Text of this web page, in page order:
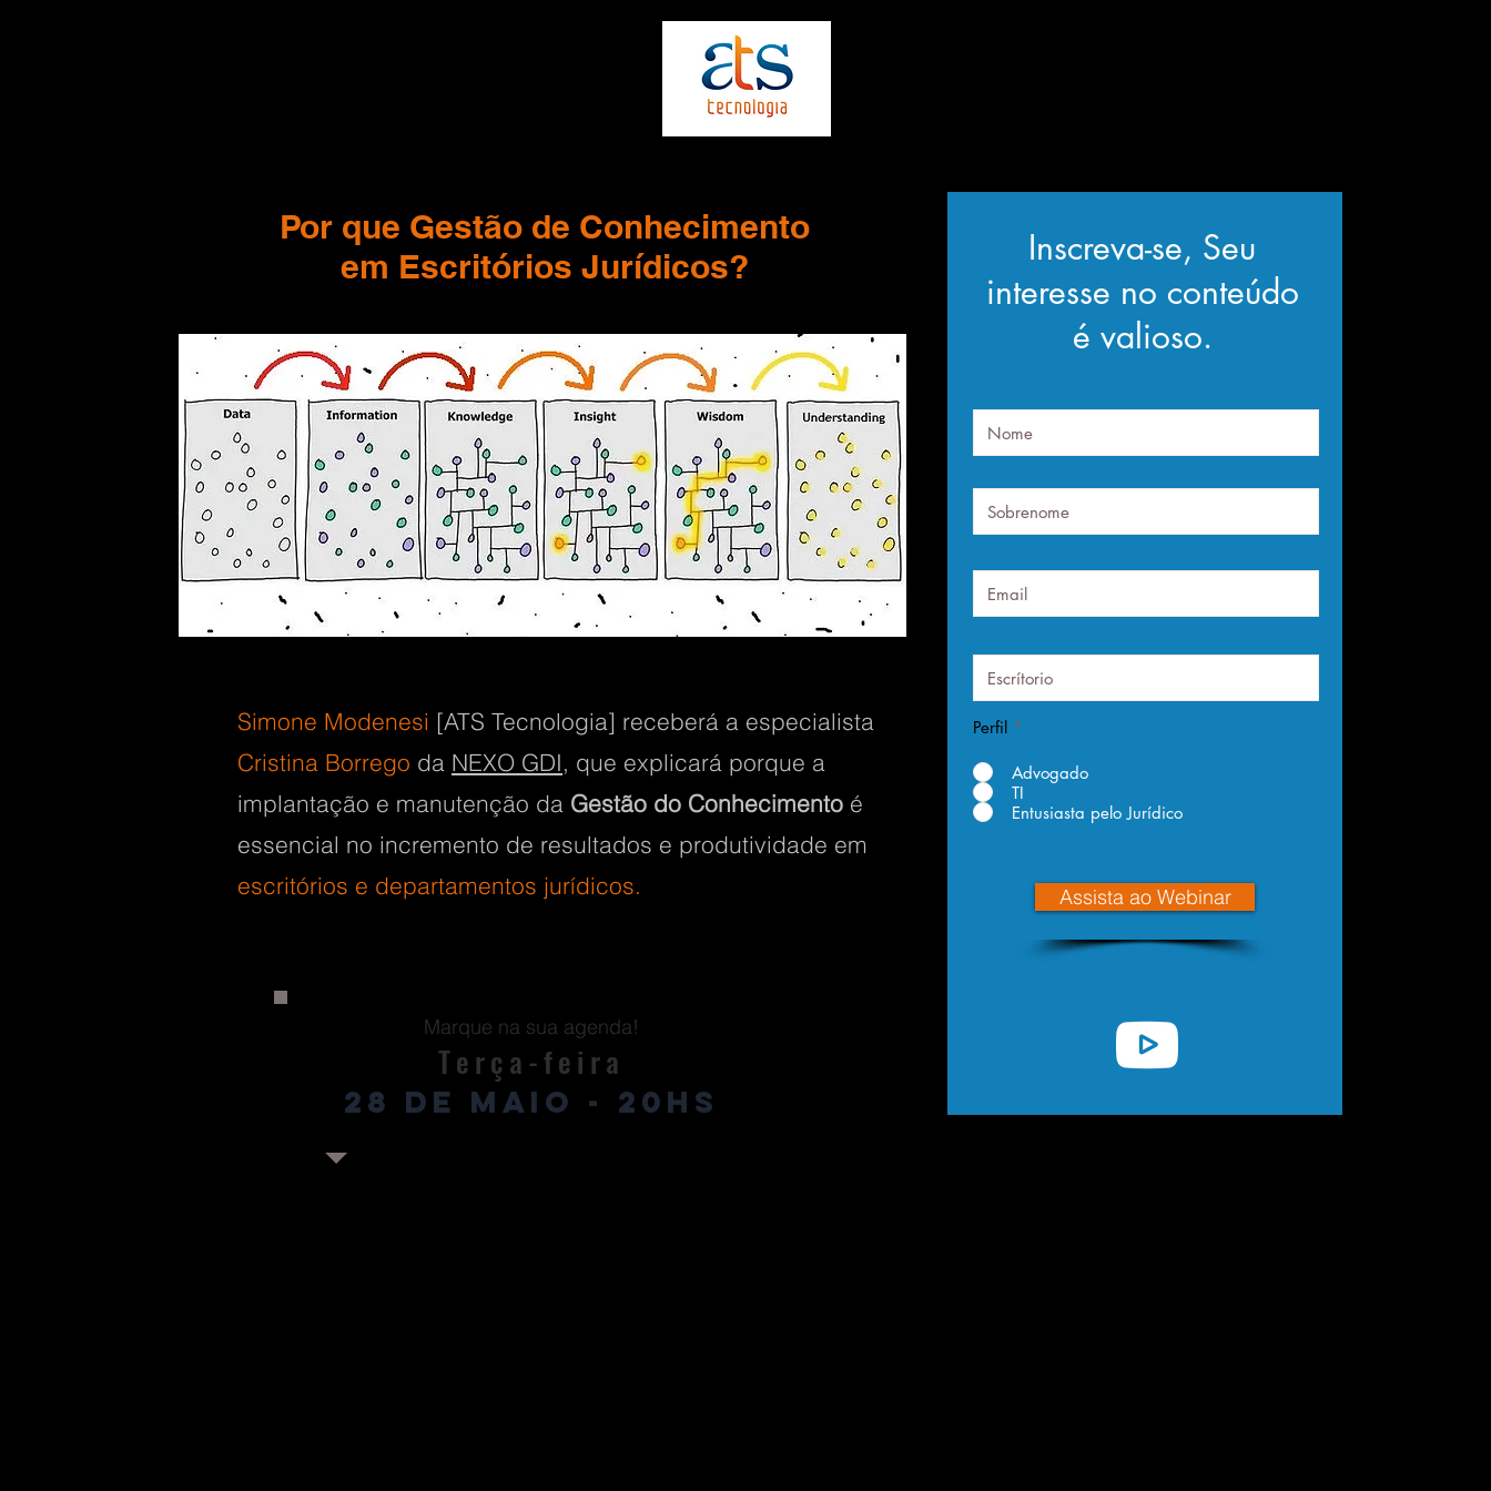
Por que Gestão de Conhecimento
em Escritórios Jurídicos?
Simone Modenesi [ATS Tecnologia] receberá a especialista
Cristina Borrego da NEXO GDI, que explicará porque a
implantação e manutenção da Gestão do Conhecimento é
essencial no incremento de resultados e produtividade em
escritórios e departamentos jurídicos.
Marque na sua agenda!
Terça-feira
28 de MAIO - 20hs
Inscreva-se, Seu
interesse no conteúdo
é valioso.
Perfil *
Advogado
TI
Entusiasta pelo Jurídico
Assista ao Webinar